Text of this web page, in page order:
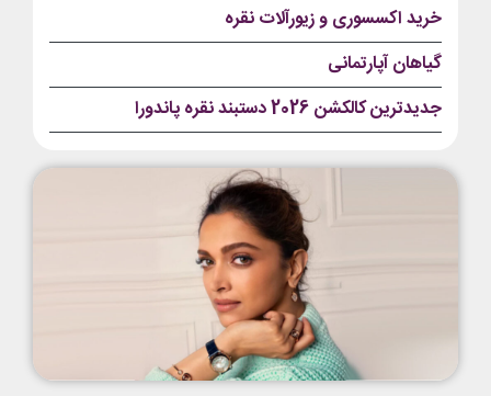
خرید اکسسوری و زیورآلات نقره
گیاهان آپارتمانی
جدیدترین کالکشن 2026 دستبند نقره پاندورا